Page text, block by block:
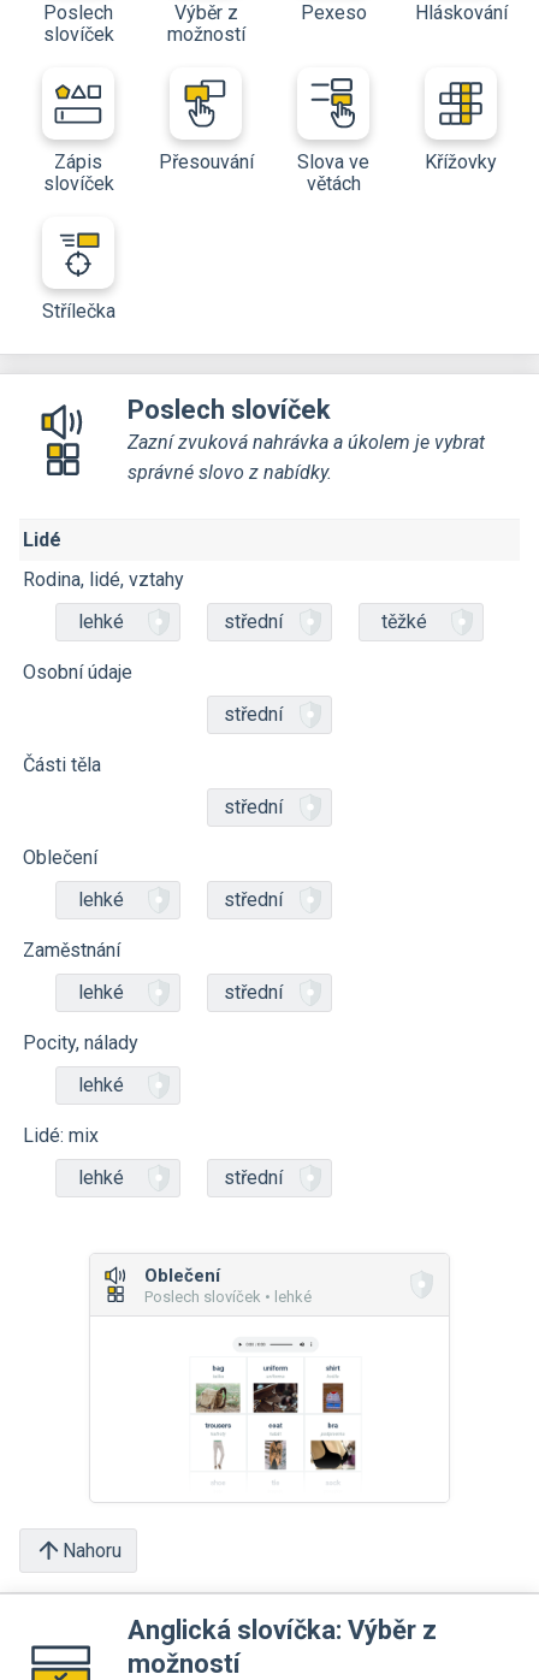
Poslech
slovíček
Výběr z
možností
Pexeso Hláskování
Zápis
slovíček
Přesouvání
Slova ve
větách
Křížovky
Střílečka
Poslech slovíček
Zazní zvuková nahrávka a úkolem je vybrat
správné slovo z nabídky.
Lidé
Rodina, lidé, vztahy
lehké
střední těžké
Osobní údaje
střední
Části těla
střední
Oblečení
lehké
střední
Zaměstnání
lehké
střední
Pocity, nálady
lehké
Lidé: mix
lehké
střední
Oblečení
Poslech slovíček • lehké
Nahoru
Anglická slovíčka: Výběr z
možností